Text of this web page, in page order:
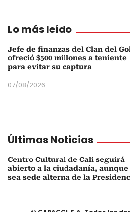
Lo más leído
Jefe de finanzas del Clan del
ofreció $500 millones a teniente
para evitar su captura
07/08/2026
Últimas Noticias
Centro Cultural de Cali seguirá
abierto a la ciudadanía, aunque
sea sede alterna de la